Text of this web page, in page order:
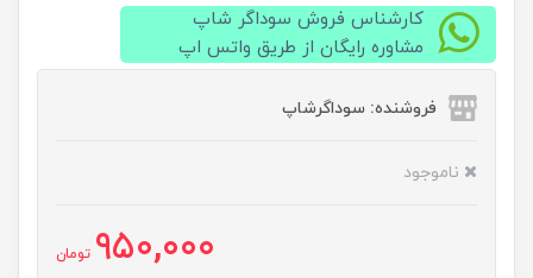
کارشناس فروش سوداگر شاپ
مشاوره رایگان از طریق واتس اپ
فروشنده: سوداگرشاپ
ناموجود
950,000 تومان